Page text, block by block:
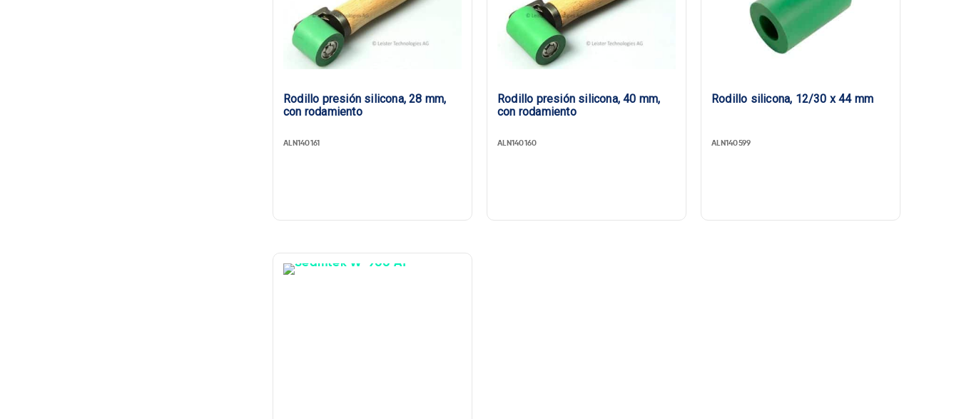
Rodillo presión silicona, 28 mm,
con rodamiento
ALN140161
Rodillo presión silicona, 40 mm,
con rodamiento
ALN140160
Rodillo silicona, 12/30 x 44 mm
ALN140599